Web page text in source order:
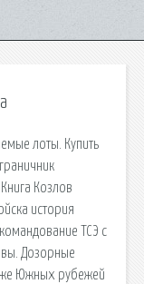
лоты. Купить
Козлов
история
ТСЭ с
Дозорные
Южных рубежей